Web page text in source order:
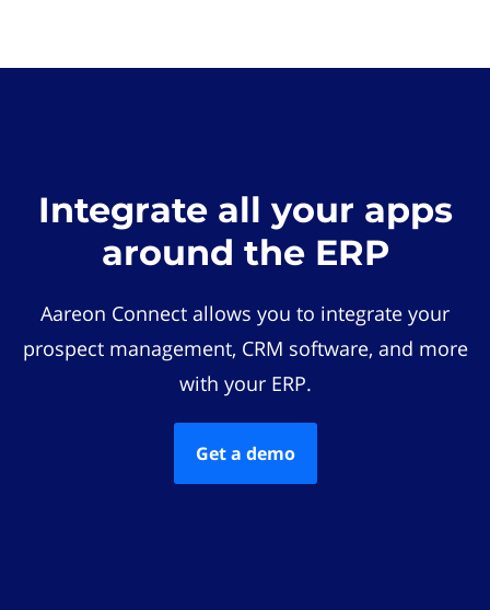
Integrate all your apps
around the ERP
Aareon Connect allows you to integrate your
prospect management, CRM software, and more
with your ERP.
Get a demo